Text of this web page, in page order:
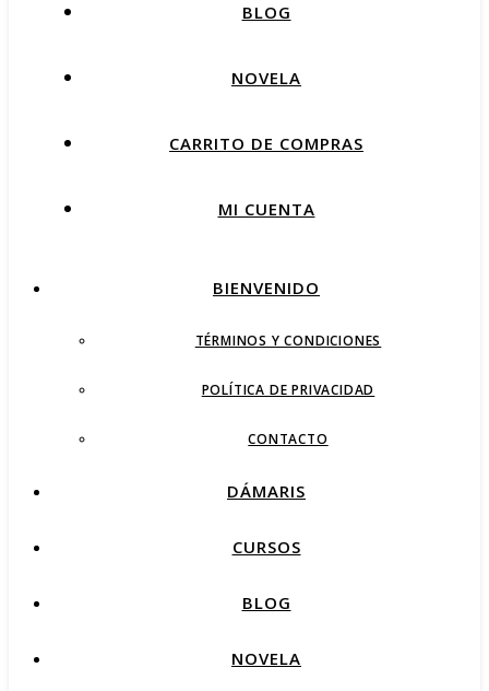
BLOG
NOVELA
CARRITO DE COMPRAS
MI CUENTA
BIENVENIDO
TÉRMINOS Y CONDICIONES
POLÍTICA DE PRIVACIDAD
CONTACTO
DÁMARIS
CURSOS
BLOG
NOVELA